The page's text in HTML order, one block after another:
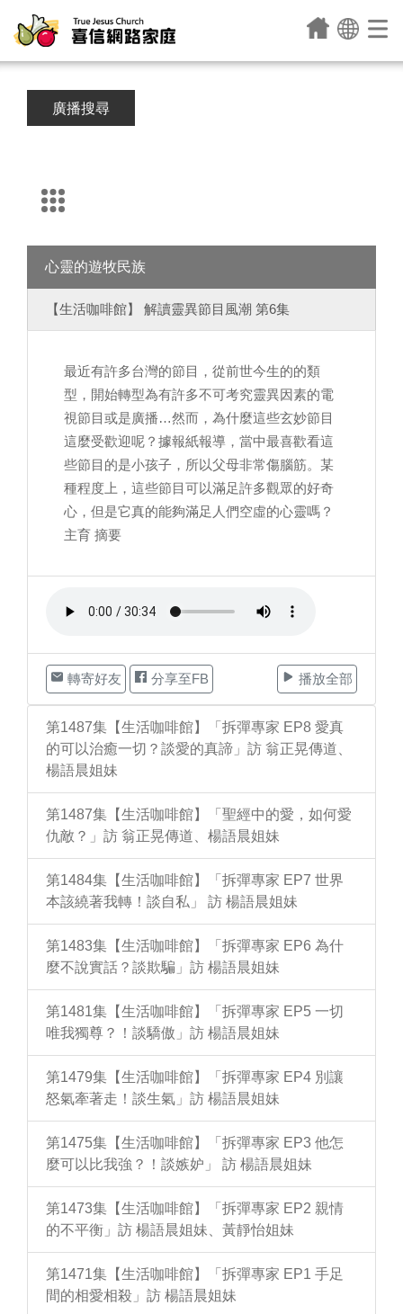
廣播搜尋
心靈的遊牧民族
【生活咖啡館】 解讀靈異節目風潮 第6集
最近有許多台灣的節目，從前世今生的的類
型，開始轉型為有許多不可考究靈異因素的電
視節目或是廣播…然而，為什麼這些玄妙節目
這麼受歡迎呢？據報紙報導，當中最喜歡看這
些節目的是小孩子，所以父母非常傷腦筋。某
種程度上，這些節目可以滿足許多觀眾的好奇
心，但是它真的能夠滿足人們空虛的心靈嗎？
主育 摘要
轉寄好友 分享至FB 播放全部
第1487集【生活咖啡館】「拆彈專家 EP8 愛真
的可以治癒一切？談愛的真諦」訪 翁正晃傳道、
楊語晨姐妹
第1487集【生活咖啡館】「聖經中的愛，如何愛
仇敵？」訪 翁正晃傳道、楊語晨姐妹
第1484集【生活咖啡館】「拆彈專家 EP7 世界
本該繞著我轉！談自私」 訪 楊語晨姐妹
第1483集【生活咖啡館】「拆彈專家 EP6 為什
麼不說實話？談欺騙」訪 楊語晨姐妹
第1481集【生活咖啡館】「拆彈專家 EP5 一切
唯我獨尊？！談驕傲」訪 楊語晨姐妹
第1479集【生活咖啡館】「拆彈專家 EP4 別讓
怒氣牽著走！談生氣」訪 楊語晨姐妹
第1475集【生活咖啡館】「拆彈專家 EP3 他怎
麼可以比我強？！談嫉妒」 訪 楊語晨姐妹
第1473集【生活咖啡館】「拆彈專家 EP2 親情
的不平衡」訪 楊語晨姐妹、黃靜怡姐妹
第1471集【生活咖啡館】「拆彈專家 EP1 手足
間的相愛相殺」訪 楊語晨姐妹